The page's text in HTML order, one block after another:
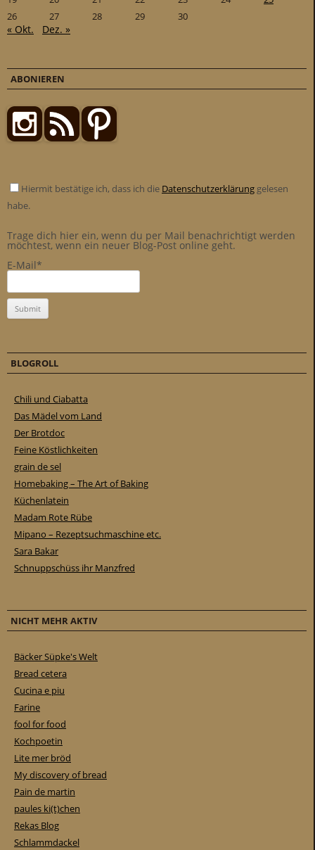
26
27 28 29 30
« Okt. Dez. »
ABONIEREN
Hiermit bestätige ich, dass ich die Datenschutzerklärung gelesen
habe.
Trage dich hier ein, wenn du per Mail benachrichtigt werden
möchtest, wenn ein neuer Blog-Post online geht.
E-Mail*
BLOGROLL
Chili und Ciabatta
Das Mädel vom Land
Der Brotdoc
Feine Köstlichkeiten
grain de sel
Homebaking – The Art of Baking
Küchenlatein
Madam Rote Rübe
Mipano – Rezeptsuchmaschine etc.
Sara Bakar
Schnuppschüss ihr Manzfred
NICHT MEHR AKTIV
Bäcker Süpke's Welt
Bread cetera
Cucina e piu
Farine
fool for food
Kochpoetin
Lite mer bröd
My discovery of bread
Pain de martin
paules ki(t)chen
Rekas Blog
Schlammdackel